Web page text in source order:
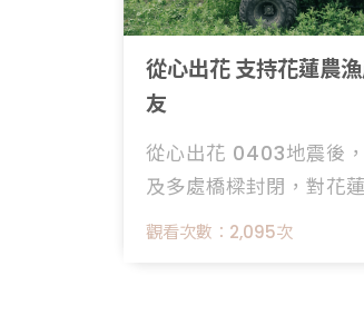
從心出花 支持花蓮農
友
從心出花 0403地震後
及多處橋樑封閉，對花
品產銷、農遊觀光造成
觀看次數： 2,095次